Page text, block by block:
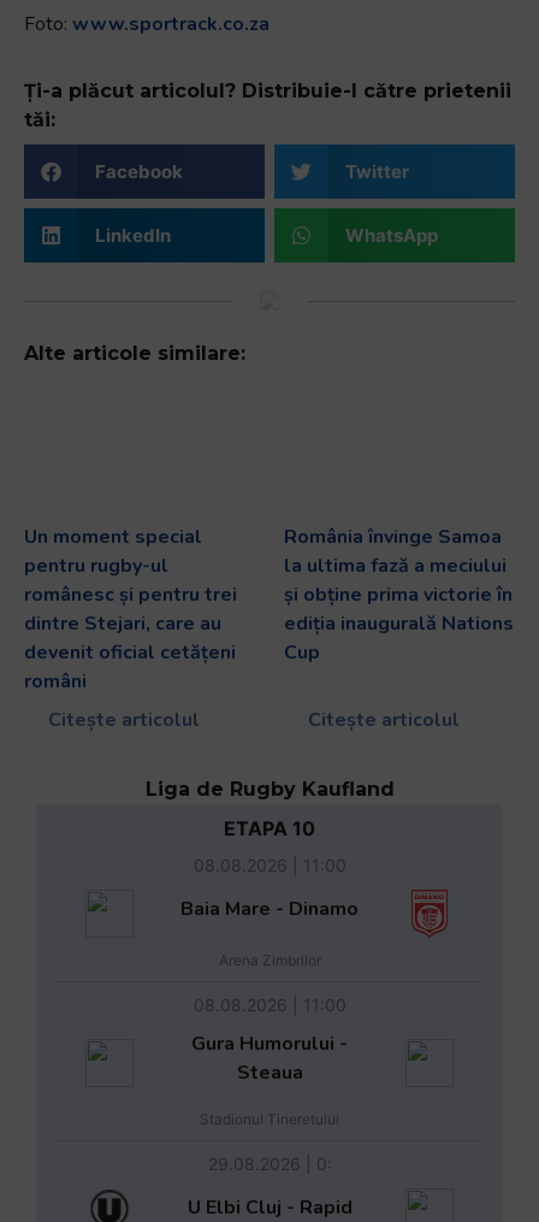
Foto: www.sportrack.co.za
Ți-a plăcut articolul? Distribuie-l către prietenii
tăi:
Facebook Twitter
LinkedIn WhatsApp
Alte articole similare:
Un moment special
pentru rugby-ul
românesc și pentru trei
dintre Stejari, care au
devenit oficial cetățeni
români
Citește articolul
România învinge Samoa
la ultima fază a meciului
și obține prima victorie în
ediția inaugurală Nations
Cup
Citește articolul
Liga de Rugby Kaufland
ETAPA 10
08.08.2026 | 11:00
Baia Mare - Dinamo
Arena Zimbrilor
08.08.2026 | 11:00
Gura Humorului -
Steaua
Stadionul Tineretului
29.08.2026 | 0:
U Elbi Cluj - Rapid